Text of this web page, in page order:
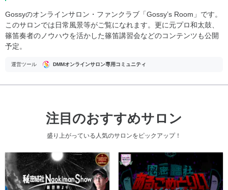
Gossyのオンラインサロン・ファンクラブ「Gossy’s Room」です。
このサロンでは日常風景等がご覧になれます。更に元プロ和太鼓、
篠笛奏者のノウハウを活かした篠笛講習会などのコンテンツも公開
予定。
運営ツール DMMオンラインサロン専用コミュニティ
注目のおすすめサロン
盛り上がっている人気のサロンをピックアップ！